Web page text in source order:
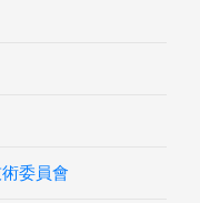
委員會